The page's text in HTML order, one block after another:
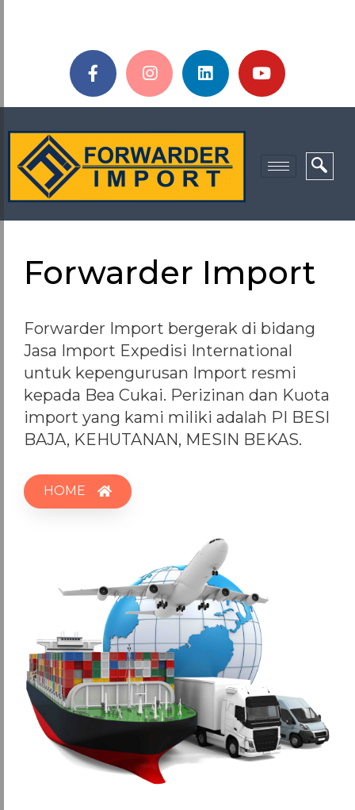
Forwarder Import
Forwarder Import bergerak di bidang
Jasa Import Expedisi International
untuk kepengurusan Import resmi
kepada Bea Cukai. Perizinan dan Kuota
import yang kami miliki adalah PI BESI
BAJA, KEHUTANAN, MESIN BEKAS.
HOME